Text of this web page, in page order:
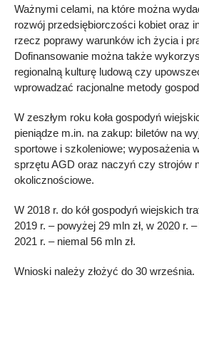
Ważnymi celami, na które można
rozwój przedsiębiorczości kobiet oraz
rzecz poprawy warunków ich życia i
Dofinansowanie można także
regionalną kulturę ludową czy
wprowadzać racjonalne metody
W zeszłym roku koła gospodyń
pieniądze m.in. na zakup: biletów na
sportowe i szkoleniowe; wyposażenia
sprzętu AGD oraz naczyń czy strojów
okolicznościowe.
W 2018 r. do kół gospodyń wiejskich
2019 r. – powyżej 29 mln zł, w 2020 r.
2021 r. – niemal 56 mln zł.
Wnioski należy złożyć do 30 września.